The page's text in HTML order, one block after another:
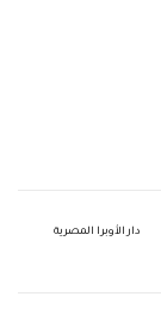
دار الأوبرا المصرية